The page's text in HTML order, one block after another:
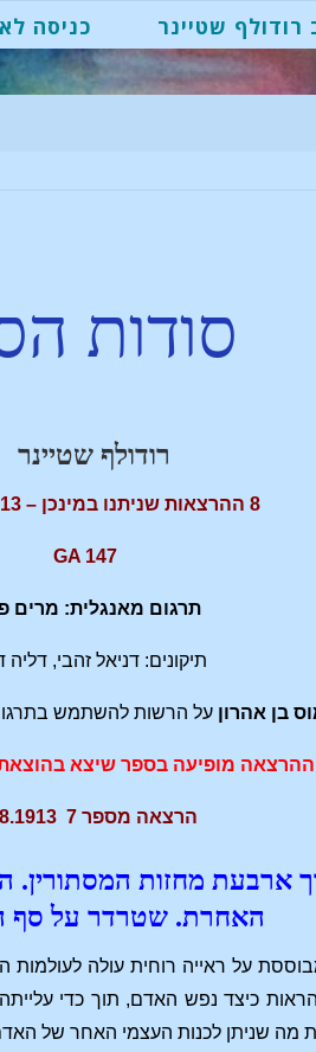
רודולף שטיינר כניסה
סודות
רודולף שטיינר
8 ההרצאות שניתנו במינכן – 24-31.8.1913
GA 147
תרגום מאנגלית: מרים
תיקונים: דניאל זהבי, דליה
בן אהרון על הרשות להשתמש
ההרצאה מופיעה בספר שיצא בהוצאת
הרצאה מספר 7 30.8.1913
ארבעת מחזות המסתורין.
האחרת. שטרדר על סף
על ראייה רוחית עולה לעולמות
להראות כיצד נפש האדם, תוך כדי
מה שניתן לכנות העצמי האחר של